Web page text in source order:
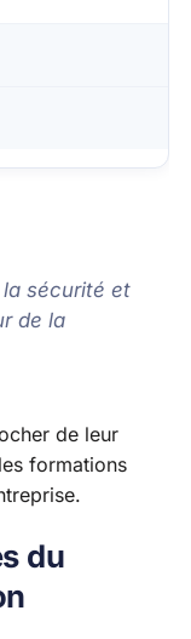
sécurité et
de la
de leur
formations
du